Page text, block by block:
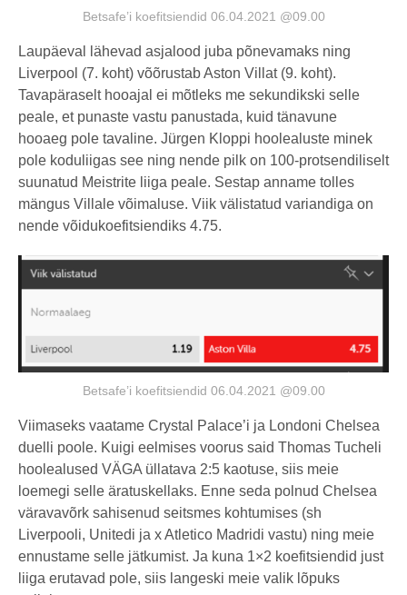
Betsafe’i koefitsiendid 06.04.2021 @09.00
Laupäeval lähevad asjalood juba põnevamaks ning
Liverpool (7. koht) võõrustab Aston Villat (9. koht).
Tavapäraselt hooajal ei mõtleks me sekundikski selle
peale, et punaste vastu panustada, kuid tänavune
hooaeg pole tavaline. Jürgen Kloppi hoolealuste minek
pole koduliigas see ning nende pilk on 100-protsendiliselt
suunatud Meistrite liiga peale. Sestap anname tolles
mängus Villale võimaluse. Viik välistatud variandiga on
nende võidukoefitsiendiks 4.75.
Betsafe’i koefitsiendid 06.04.2021 @09.00
Viimaseks vaatame Crystal Palace’i ja Londoni Chelsea
duelli poole. Kuigi eelmises voorus said Thomas Tucheli
hoolealused VÄGA üllatava 2:5 kaotuse, siis meie
loemegi selle äratuskellaks. Enne seda polnud Chelsea
väravavõrk sahisenud seitsmes kohtumises (sh
Liverpooli, Unitedi ja x Atletico Madridi vastu) ning meie
ennustame selle jätkumist. Ja kuna 1×2 koefitsiendid just
liiga erutavad pole, siis langeski meie valik lõpuks